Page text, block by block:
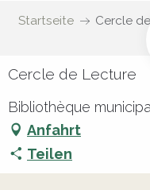
Startseite Cercle
Cercle de Lecture
Bibliothèque
Anfahrt
Teilen